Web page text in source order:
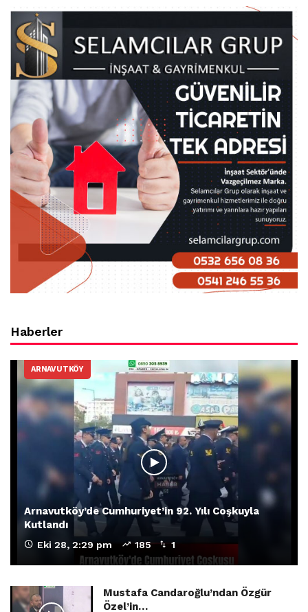
Haberler
ARNAVUTKÖY
Arnavutköy’de Cumhuriyet’in 92. Yılı Coşkuyla
Kutlandı
Eki 28, 2:29 pm 185 1
Mustafa Candaroğlu’ndan Özgür
Özel’in…